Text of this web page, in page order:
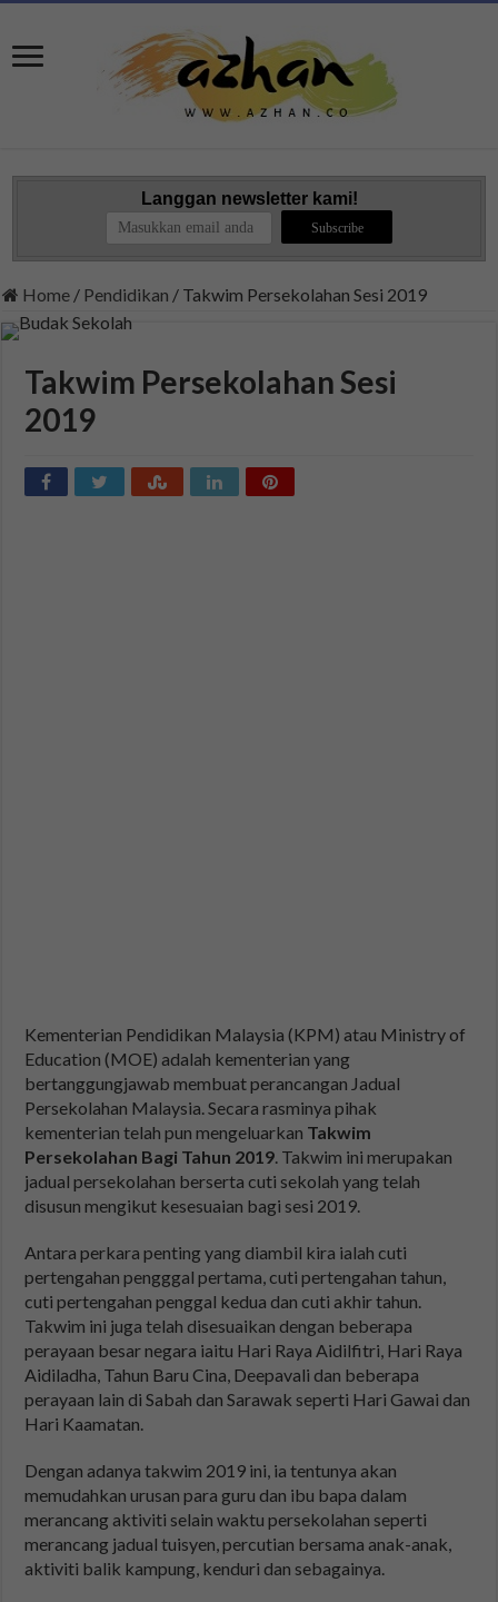
Langgan newsletter kami!
Home / Pendidikan / Takwim Persekolahan Sesi 2019
Takwim Persekolahan Sesi
2019
Kementerian Pendidikan Malaysia (KPM) atau Ministry of
Education (MOE) adalah kementerian yang
bertanggungjawab membuat perancangan Jadual
Persekolahan Malaysia. Secara rasminya pihak
kementerian telah pun mengeluarkan Takwim
Persekolahan Bagi Tahun 2019 . Takwim ini merupakan
jadual persekolahan berserta cuti sekolah yang telah
disusun mengikut kesesuaian bagi sesi 2019.
Antara perkara penting yang diambil kira ialah cuti
pertengahan pengggal pertama, cuti pertengahan tahun,
cuti pertengahan penggal kedua dan cuti akhir tahun.
Takwim ini juga telah disesuaikan dengan beberapa
perayaan besar negara iaitu Hari Raya Aidilfitri, Hari Raya
Aidiladha, Tahun Baru Cina, Deepavali dan beberapa
perayaan lain di Sabah dan Sarawak seperti Hari Gawai dan
Hari Kaamatan.
Dengan adanya takwim 2019 ini, ia tentunya akan
memudahkan urusan para guru dan ibu bapa dalam
merancang aktiviti selain waktu persekolahan seperti
merancang jadual tuisyen, percutian bersama anak-anak,
aktiviti balik kampung, kenduri dan sebagainya.